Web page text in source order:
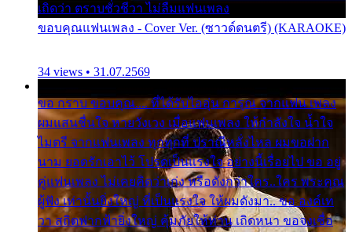
เถิดว่า ตราบชั่วชีวา ไม่ลืมแฟนเพลง
ขอบคุณแฟนเพลง - Cover Ver. (ซาวด์ดนตรี) (KARAOKE)
34 views • 31.07.2569
ขอ กราบ ขอบคุณ.... ที่ได้รับไออุ่น การุณ จากแฟน เพลง
ผมแสนชื่นใจ หายวังเวง เมื่อแฟนเพลง ให้กำลังใจ น้ำใจ
ไมตรี จากแฟนเพลง ทุกทุกที่ ปราณีหลั่งไหล ผมขอฝาก
นาม ยอดรักเอาไว้ โปรดเป็นแรงใจ อย่างนี้เรื่อยไป ขอ อยู่
คู่แฟนเพลง ไม่เคยคิดว่าเก่ง หรือดังกว่าใคร..ใคร พระคุณ
ผู้ฟัง เท่านั้นยิ่งใหญ่ ที่เป็นแรงใจ ให้ผมดังมา.. ขอ องค์เท
วา สถิตฟากฟ้ายิ่งใหญ่ คุ้มภัยให้ท่าน เถิดหนา ขอจงเชื่อ